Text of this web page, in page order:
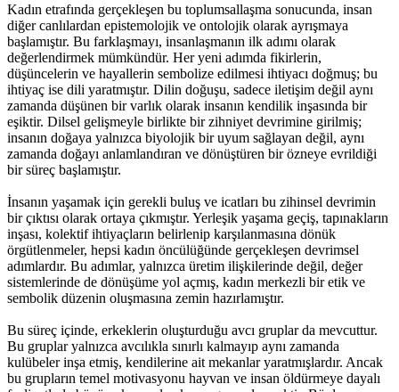
Kadın etrafında gerçekleşen bu toplumsallaşma sonucunda, insan
diğer canlılardan epistemolojik ve ontolojik olarak ayrışmaya
başlamıştır. Bu farklaşmayı, insanlaşmanın ilk adımı olarak
değerlendirmek mümkündür. Her yeni adımda fikirlerin,
düşüncelerin ve hayallerin sembolize edilmesi ihtiyacı doğmuş; bu
ihtiyaç ise dili yaratmıştır. Dilin doğuşu, sadece iletişim değil aynı
zamanda düşünen bir varlık olarak insanın kendilik inşasında bir
eşiktir. Dilsel gelişmeyle birlikte bir zihniyet devrimine girilmiş;
insanın doğaya yalnızca biyolojik bir uyum sağlayan değil, aynı
zamanda doğayı anlamlandıran ve dönüştüren bir özneye evrildiği
bir süreç başlamıştır.
İnsanın yaşamak için gerekli buluş ve icatları bu zihinsel devrimin
bir çıktısı olarak ortaya çıkmıştır. Yerleşik yaşama geçiş, tapınakların
inşası, kolektif ihtiyaçların belirlenip karşılanmasına dönük
örgütlenmeler, hepsi kadın öncülüğünde gerçekleşen devrimsel
adımlardır. Bu adımlar, yalnızca üretim ilişkilerinde değil, değer
sistemlerinde de dönüşüme yol açmış, kadın merkezli bir etik ve
sembolik düzenin oluşmasına zemin hazırlamıştır.
Bu süreç içinde, erkeklerin oluşturduğu avcı gruplar da mevcuttur.
Bu gruplar yalnızca avcılıkla sınırlı kalmayıp aynı zamanda
kulübeler inşa etmiş, kendilerine ait mekanlar yaratmışlardır. Ancak
bu grupların temel motivasyonu hayvan ve insan öldürmeye dayalı